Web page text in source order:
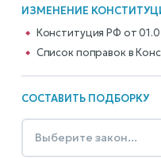
ИЗМЕНЕНИЕ
Конституция РФ от
Cписок поправок в
СОСТАВИТЬ ПОДБОРКУ